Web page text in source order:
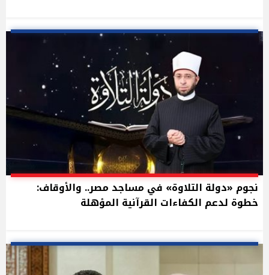
نجوم «دولة التلاوة» في مساجد مصر.. والأوقاف:
خطوة لدعم الكفاءات القرآنية المؤهلة